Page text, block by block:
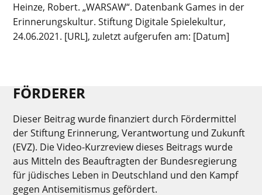
Heinze, Robert. „WARSAW“. Datenbank Games in der
Erinnerungskultur. Stiftung Digitale Spielekultur,
24.06.2021. [URL], zuletzt aufgerufen am: [Datum]
FÖRDERER
Dieser Beitrag wurde finanziert durch Fördermittel
der Stiftung Erinnerung, Verantwortung und Zukunft
(EVZ). Die Video-Kurzreview dieses Beitrags wurde
aus Mitteln des Beauftragten der Bundesregierung
für jüdisches Leben in Deutschland und den Kampf
gegen Antisemitismus gefördert.